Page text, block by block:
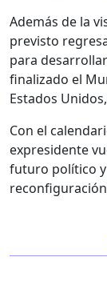
Además de la
previsto
para
finalizado el
Estados
Con el
expresidente
futuro político y